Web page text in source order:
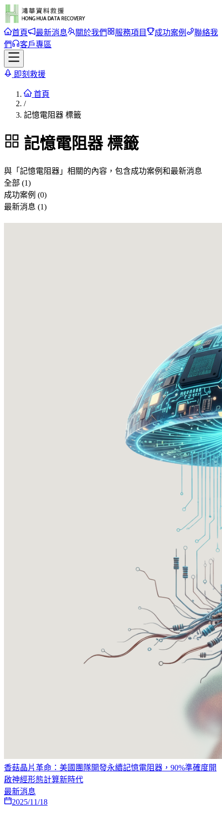
首頁 最新消息 關於我們 服務項目 成功案例
聯絡我
們
客戶專區
即刻救援
首頁
/
記憶電阻器 標籤
記憶電阻器 標籤
與「 記憶電阻器 」相關的內容，包含成功案例和最新消息
全部 (1)
成功案例 (0)
最新消息 (1)
香菇晶片革命：美國團隊開發永續記憶電阻器，90%準確度開
啟神經形態計算新時代
最新消息
2025/11/18